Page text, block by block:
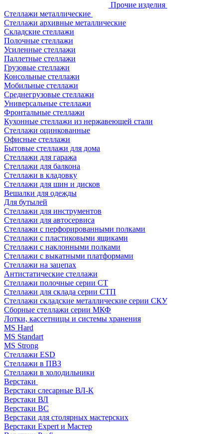
Прочие изделия
Стеллажи металлические
Cтеллажи архивные металлические
Складские стеллажи
Полочные стеллажи
Усиленные стеллажи
Паллетные стеллажи
Грузовые стеллажи
Консольные стеллажи
Мобильные стеллажи
Среднегрузовые стеллажи
Универсальные стеллажи
Фронтальные стеллажи
Кухонные стеллажи из нержавеющей стали
Стеллажи оцинкованные
Офисные стеллажи
Бытовые стеллажи для дома
Стеллажи для гаража
Стеллажи для балкона
Стеллажи в кладовку
Стеллажи для шин и дисков
Вешалки для одежды
Для бутылей
Стеллажи для инструментов
Стеллажи для автосервиса
Стеллажи с перфорированными полками
Стеллажи с пластиковыми ящиками
Стеллажи с наклонными полками
Стеллажи с выкатными платформами
Стеллажи на зацепах
Антистатические стеллажи
Стеллажи полочные серии СТ
Стеллажи для склада серии СТП
Стеллажи складские металлические серии СКУ
Сборные стеллажи серии МКФ
Лотки, кассетницы и системы хранения
MS Hard
MS Standart
MS Strong
Стеллажи ESD
Стеллажи в ПВЗ
Стеллажи в холодильники
Верстаки
Верстаки слесарные ВЛ-К
Верстаки ВЛ
Верстаки ВС
Верстаки для столярных мастерских
Верстаки Expert и Мастер